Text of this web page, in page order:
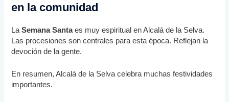
en la comunidad
LaSemana Santaes muy espiritual en Alcalá de la Selva.
Las procesiones son centrales para esta época. Reflejan la
devoción de la gente.
En resumen, Alcalá de la Selva celebra muchas festividades
importantes.